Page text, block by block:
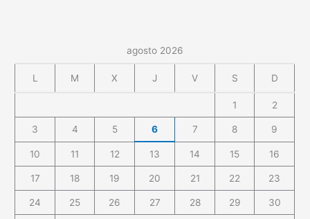
agosto 2026
L M X J V S D
1 2
3 4 5 6 7 8 9
10 11 12 13 14 15 16
17 18 19 20 21 22 23
24 25 26 27 28 29 30